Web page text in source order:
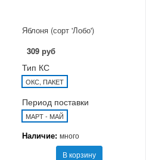
Яблоня (сорт 'Лобо')
309 руб
Тип КС
ОКС, ПАКЕТ
Период поставки
МАРТ - МАЙ
Наличие: много
В корзину